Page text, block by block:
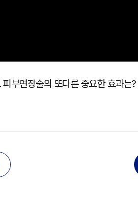
피부연장술의 또다른 중요한 효과는